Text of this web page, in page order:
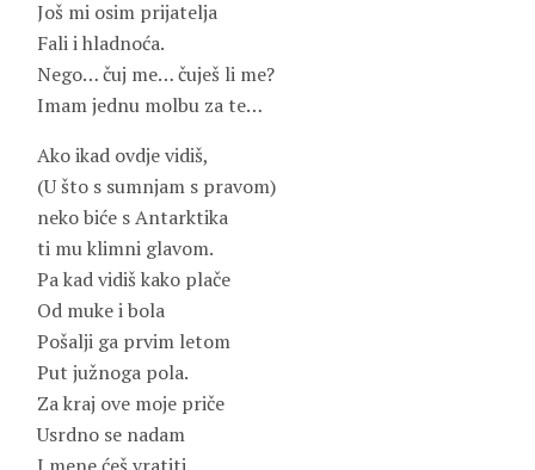
Još mi osim prijatelja
Fali i hladnoća.
Nego… čuj me… čuješ li me?
Imam jednu molbu za te…
Ako ikad ovdje vidiš,
(U što s sumnjam s pravom)
neko biće s Antarktika
ti mu klimni glavom.
Pa kad vidiš kako plače
Od muke i bola
Pošalji ga prvim letom
Put južnoga pola.
Za kraj ove moje priče
Usrdno se nadam